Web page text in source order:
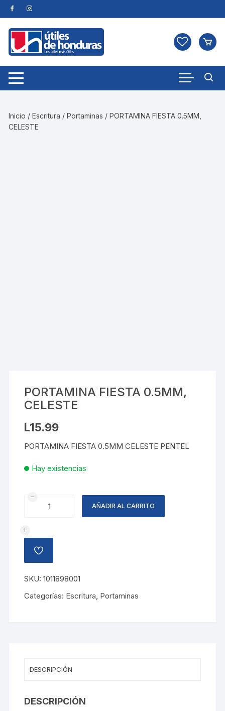
Skip
to
content
Inicio /Escritura /Portaminas / PORTAMINA FIESTA 0.5MM,
CELESTE
PORTAMINA FIESTA 0.5MM,
CELESTE
L15.99
PORTAMINA FIESTA 0.5MM CELESTE PENTEL
Hay existencias
PORTAMINA
CELESTE
cantidad
AÑADIR AL CARRITO
AÑADIR
A
LISTA
DE
DESEOS
SKU:1011898001
Categorías: Escritura, Portaminas
DESCRIPCIÓN
DESCRIPCIÓN